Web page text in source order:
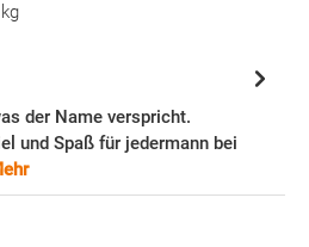
der Name verspricht.
und Spaß für jedermann bei